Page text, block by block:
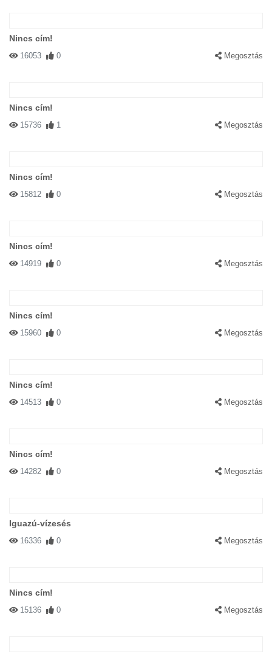
Nincs cím!
16053 0 Megosztás
Nincs cím!
15736 1 Megosztás
Nincs cím!
15812 0 Megosztás
Nincs cím!
14919 0 Megosztás
Nincs cím!
15960 0 Megosztás
Nincs cím!
14513 0 Megosztás
Nincs cím!
14282 0 Megosztás
Iguazú-vízesés
16336 0 Megosztás
Nincs cím!
15136 0 Megosztás